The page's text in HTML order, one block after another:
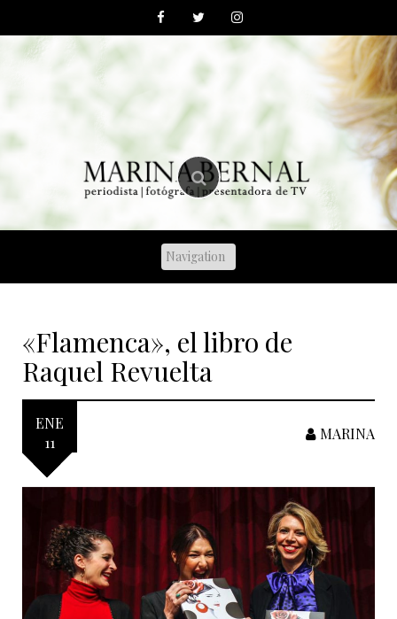
content
«Flamenca», el libro de
Raquel Revuelta
ENE
11
MARINA